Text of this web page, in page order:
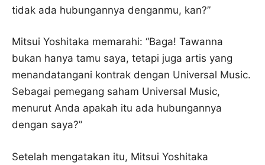
tidak ada hubungannya denganmu, kan?”
Mitsui Yoshitaka memarahi: “Baga! Tawanna
bukan hanya tamu saya, tetapi juga artis yang
menandatangani kontrak dengan Universal Music.
Sebagai pemegang saham Universal Music,
menurut Anda apakah itu ada hubungannya
dengan saya?”
Setelah mengatakan itu, Mitsui Yoshitaka